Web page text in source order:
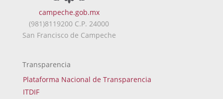
campeche.gob.mx
(981)8119200 C.P. 24000
San Francisco de Campeche
Transparencia
Plataforma Nacional de Transparencia
ITDIF